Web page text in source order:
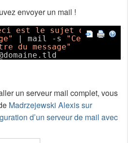
envoyer un mail !
est le sujet du
| mail -s "Ceci est
du message"
un serveur mail complet, vous
Madrzejewski Alexis sur
d’un serveur de mail avec